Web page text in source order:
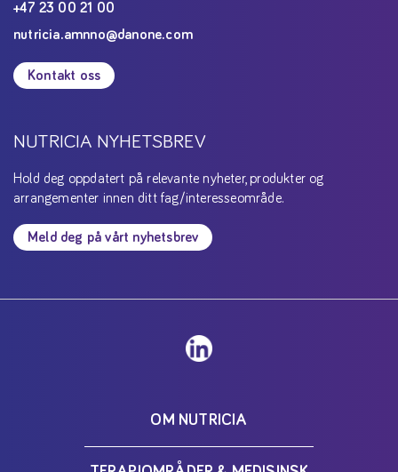
+47 23 00 21 00
nutricia.amnno@danone.com
Kontakt oss
NUTRICIA NYHETSBREV
Hold deg oppdatert på relevante nyheter, produkter og
arrangementer innen ditt fag/interesseområde.
Meld deg på vårt nyhetsbrev
OM NUTRICIA